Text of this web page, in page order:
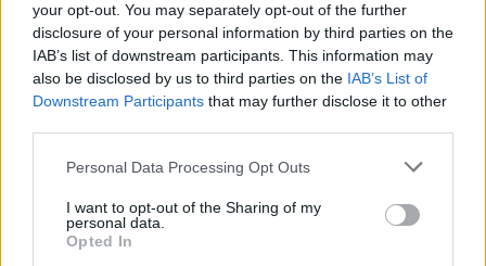
your opt-out. You may separately opt-out of the further
disclosure of your personal information by third parties on the
IAB’s list of downstream participants. This information may
also be disclosed by us to third parties on the IAB’s List of
Downstream Participants that may further disclose it to other
Please note that this website/app uses one or more Google
not limited to your visit or usage behaviour. You may click to
grant or deny consent to Google and its third-party tags to
use your data for below specified purposes in below Google
Personal Data Processing Opt Outs
I want to opt-out of the Sharing of my
personal data.
Opted In
Την ιδιότητα ΑμεΑ ή άλλων ευάλωτων ομάδων
Τα vouchers ξεκινούν από βασικά ποσά και
αυξάνονται για:
Οικογένειες
Μονογονεϊκά νοικοκυριά